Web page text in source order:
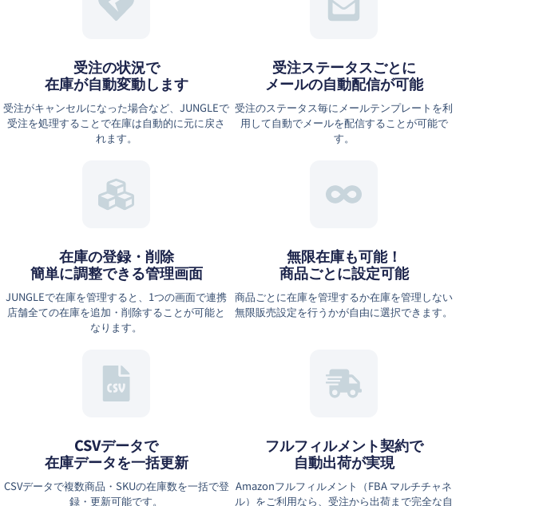
受注の状況で
在庫が自動変動します
受注がキャンセルになった場合など、JUNGLEで
受注を処理することで在庫は自動的に元に戻さ
れます。
受注ステータスごとに
メールの自動配信が可能
受注のステータス毎にメールテンプレートを利
用して自動でメールを配信することが可能で
す。
在庫の登録・削除
簡単に調整できる管理画面
JUNGLEで在庫を管理すると、1つの画面で連携
店舗全ての在庫を追加・削除することが可能と
なります。
無限在庫も可能！
商品ごとに設定可能
商品ごとに在庫を管理するか在庫を管理しない
無限販売設定を行うかが自由に選択できます。
CSVデータで
在庫データを一括更新
CSVデータで複数商品・SKUの在庫数を一括で登
録・更新可能です。
フルフィルメント契約で
自動出荷が実現
Amazonフルフィルメント（FBA マルチチャネ
ル）をご利用なら、受注から出荷まで完全な自